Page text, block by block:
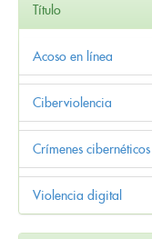
Título
Acoso en línea
Ciberviolencia
Crímenes cibernéticos
Violencia digital